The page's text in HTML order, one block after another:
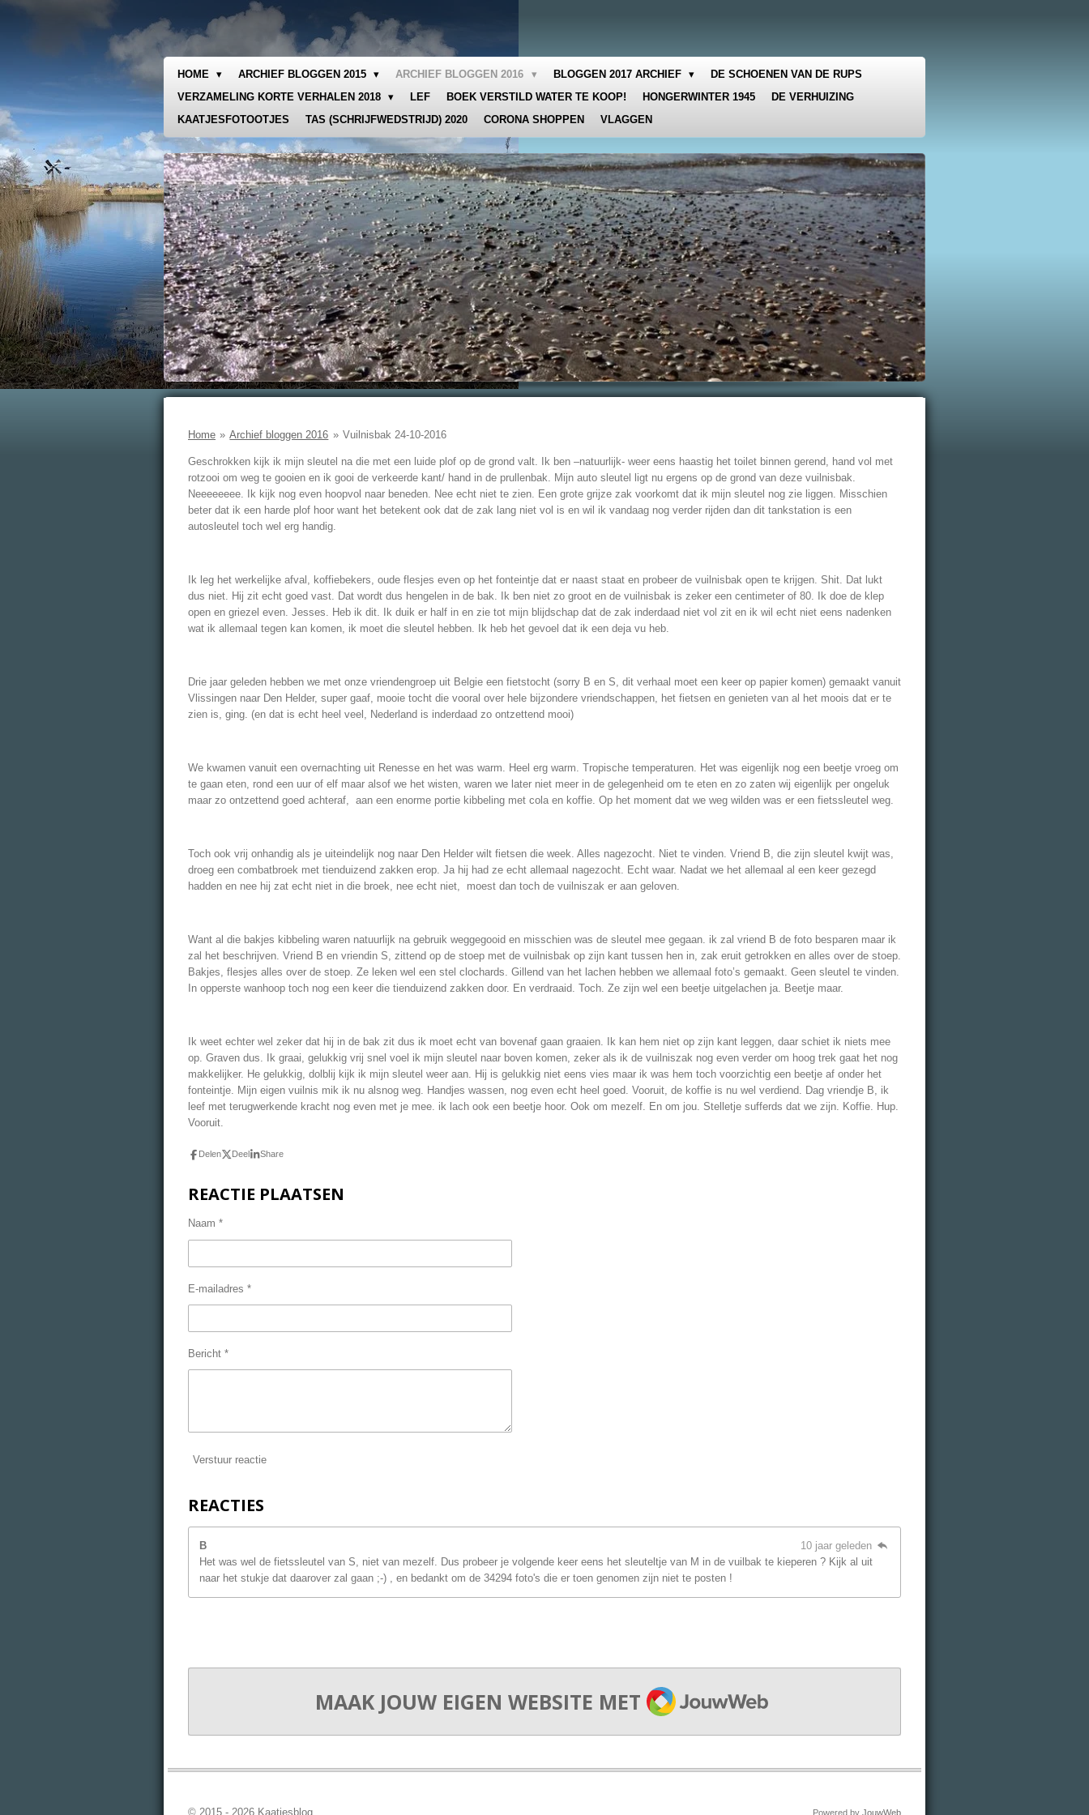
HOME ARCHIEF BLOGGEN 2015 ARCHIEF BLOGGEN 2016 BLOGGEN 2017 ARCHIEF
DE SCHOENEN VAN DE RUPS
VERZAMELING KORTE VERHALEN 2018
LEF BOEK VERSTILD WATER TE KOOP! HONGERWINTER 1945
DE VERHUIZING
KAATJESFOTOOTJES
TAS (SCHRIJFWEDSTRIJD) 2020 CORONA SHOPPEN VLAGGEN
Home » Archief bloggen 2016 » Vuilnisbak 24-10-2016
Geschrokken kijk ik mijn sleutel na die met een luide plof op de grond valt. Ik ben –natuurlijk- weer eens haastig het toilet binnen gerend, hand vol met
rotzooi om weg te gooien en ik gooi de verkeerde kant/ hand in de prullenbak. Mijn auto sleutel ligt nu ergens op de grond van deze vuilnisbak.
Neeeeeeee. Ik kijk nog even hoopvol naar beneden. Nee echt niet te zien. Een grote grijze zak voorkomt dat ik mijn sleutel nog zie liggen. Misschien
beter dat ik een harde plof hoor want het betekent ook dat de zak lang niet vol is en wil ik vandaag nog verder rijden dan dit tankstation is een
autosleutel toch wel erg handig.
Ik leg het werkelijke afval, koffiebekers, oude flesjes even op het fonteintje dat er naast staat en probeer de vuilnisbak open te krijgen. Shit. Dat lukt
dus niet. Hij zit echt goed vast. Dat wordt dus hengelen in de bak. Ik ben niet zo groot en de vuilnisbak is zeker een centimeter of 80. Ik doe de klep
open en griezel even. Jesses. Heb ik dit. Ik duik er half in en zie tot mijn blijdschap dat de zak inderdaad niet vol zit en ik wil echt niet eens nadenken
wat ik allemaal tegen kan komen, ik moet die sleutel hebben. Ik heb het gevoel dat ik een deja vu heb.
Drie jaar geleden hebben we met onze vriendengroep uit Belgie een fietstocht (sorry B en S, dit verhaal moet een keer op papier komen) gemaakt vanuit
Vlissingen naar Den Helder, super gaaf, mooie tocht die vooral over hele bijzondere vriendschappen, het fietsen en genieten van al het moois dat er te
zien is, ging. (en dat is echt heel veel, Nederland is inderdaad zo ontzettend mooi)
We kwamen vanuit een overnachting uit Renesse en het was warm. Heel erg warm. Tropische temperaturen. Het was eigenlijk nog een beetje vroeg om
te gaan eten, rond een uur of elf maar alsof we het wisten, waren we later niet meer in de gelegenheid om te eten en zo zaten wij eigenlijk per ongeluk
maar zo ontzettend goed achteraf, aan een enorme portie kibbeling met cola en koffie. Op het moment dat we weg wilden was er een fietssleutel weg.
Toch ook vrij onhandig als je uiteindelijk nog naar Den Helder wilt fietsen die week. Alles nagezocht. Niet te vinden. Vriend B, die zijn sleutel kwijt was,
droeg een combatbroek met tienduizend zakken erop. Ja hij had ze echt allemaal nagezocht. Echt waar. Nadat we het allemaal al een keer gezegd
hadden en nee hij zat echt niet in die broek, nee echt niet, moest dan toch de vuilniszak er aan geloven.
Want al die bakjes kibbeling waren natuurlijk na gebruik weggegooid en misschien was de sleutel mee gegaan. ik zal vriend B de foto besparen maar ik
zal het beschrijven. Vriend B en vriendin S, zittend op de stoep met de vuilnisbak op zijn kant tussen hen in, zak eruit getrokken en alles over de stoep.
Bakjes, flesjes alles over de stoep. Ze leken wel een stel clochards. Gillend van het lachen hebben we allemaal foto’s gemaakt. Geen sleutel te vinden.
In opperste wanhoop toch nog een keer die tienduizend zakken door. En verdraaid. Toch. Ze zijn wel een beetje uitgelachen ja. Beetje maar.
Ik weet echter wel zeker dat hij in de bak zit dus ik moet echt van bovenaf gaan graaien. Ik kan hem niet op zijn kant leggen, daar schiet ik niets mee
op. Graven dus. Ik graai, gelukkig vrij snel voel ik mijn sleutel naar boven komen, zeker als ik de vuilniszak nog even verder om hoog trek gaat het nog
makkelijker. He gelukkig, dolblij kijk ik mijn sleutel weer aan. Hij is gelukkig niet eens vies maar ik was hem toch voorzichtig een beetje af onder het
fonteintje. Mijn eigen vuilnis mik ik nu alsnog weg. Handjes wassen, nog even echt heel goed. Vooruit, de koffie is nu wel verdiend. Dag vriendje B, ik
leef met terugwerkende kracht nog even met je mee. ik lach ook een beetje hoor. Ook om mezelf. En om jou. Stelletje sufferds dat we zijn. Koffie. Hup.
Vooruit.
Delen Deel Share
REACTIE PLAATSEN
Naam *
E-mailadres *
Bericht *
Verstuur reactie
REACTIES
B
10 jaar geleden
Het was wel de fietssleutel van S, niet van mezelf. Dus probeer je volgende keer eens het sleuteltje van M in de vuilbak te kieperen ? Kijk al uit
naar het stukje dat daarover zal gaan ;-) , en bedankt om de 34294 foto's die er toen genomen zijn niet te posten !
MAAK JOUW EIGEN WEBSITE MET JOUWWEB
© 2015 - 2026 Kaatjesblog Powered by JouwWeb